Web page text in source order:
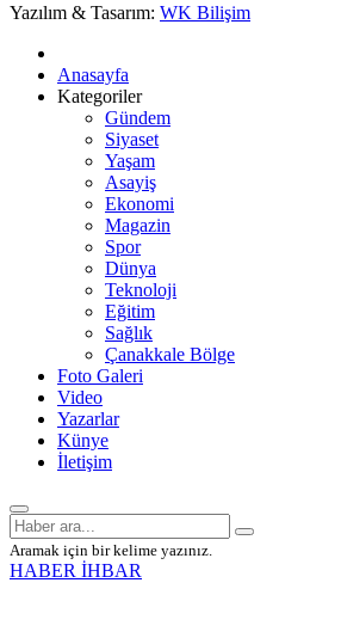
Yazılım & Tasarım: WK Bilişim
Anasayfa
Kategoriler
Gündem
Siyaset
Yaşam
Asayiş
Ekonomi
Magazin
Spor
Dünya
Teknoloji
Eğitim
Sağlık
Çanakkale Bölge
Foto Galeri
Video
Yazarlar
Künye
İletişim
Aramak için bir kelime yazınız.
HABER İHBAR